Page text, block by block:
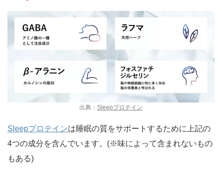
出典： Sleepプロテイン
Sleepプロテインは睡眠の質をサポートするために上記の
4つの成分を含んでいます。(※味によって含まれないもの
もある)